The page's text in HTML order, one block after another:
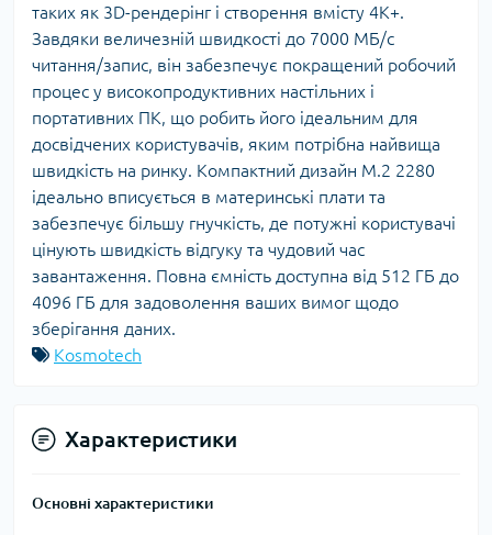
таких як 3D-рендерінг і створення вмісту 4K+.
Завдяки величезній швидкості до 7000 МБ/с
читання/запис, він забезпечує покращений робочий
процес у високопродуктивних настільних і
портативних ПК, що робить його ідеальним для
досвідчених користувачів, яким потрібна найвища
швидкість на ринку. Компактний дизайн M.2 2280
ідеально вписується в материнські плати та
забезпечує більшу гнучкість, де потужні користувачі
цінують швидкість відгуку та чудовий час
завантаження. Повна ємність доступна від 512 ГБ до
4096 ГБ для задоволення ваших вимог щодо
зберігання даних.
Kosmotech
Характеристики
Основні характеристики